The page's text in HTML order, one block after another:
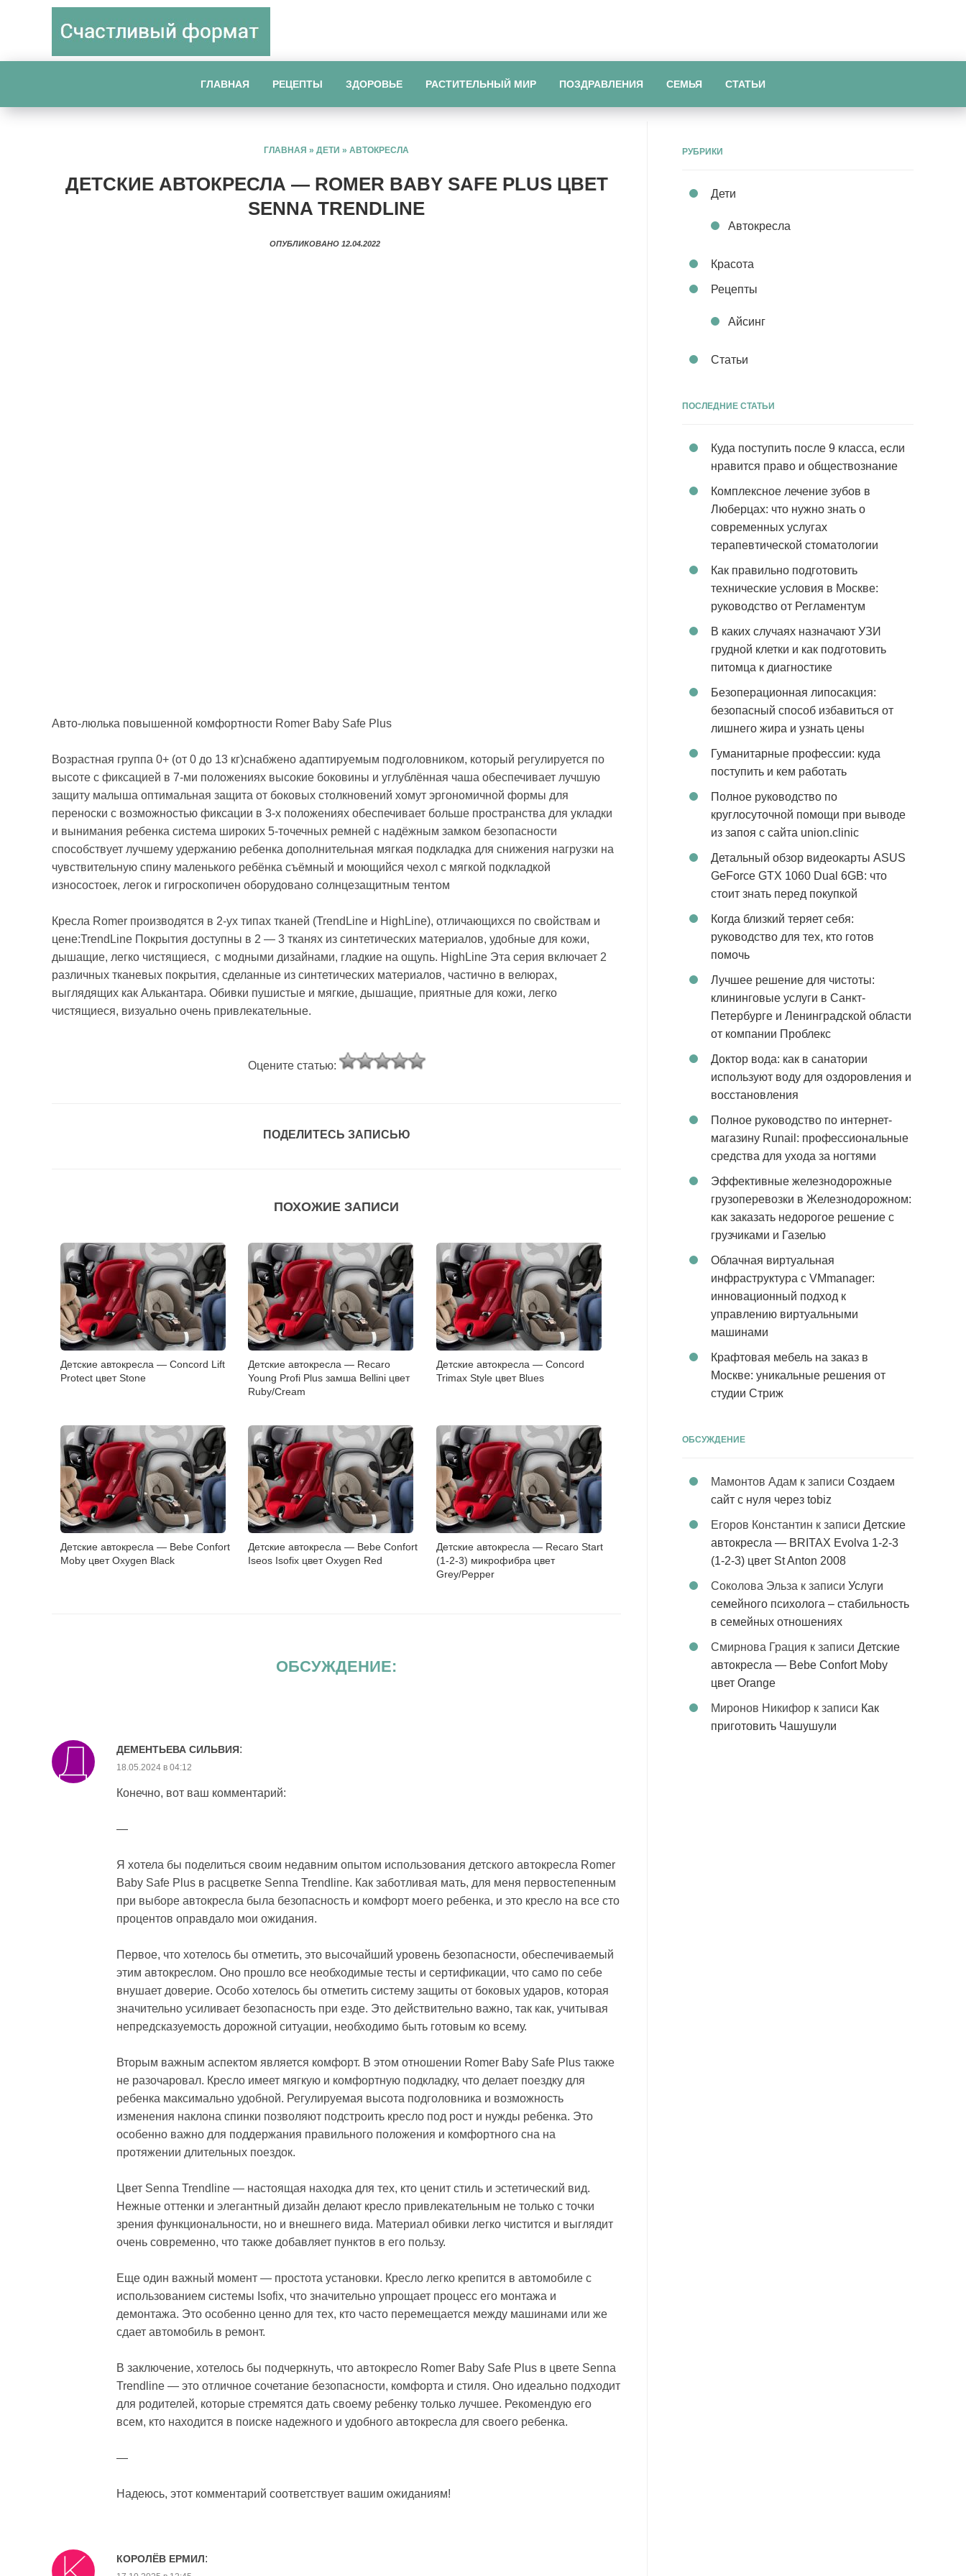
ГЛАВНАЯ РЕЦЕПТЫ ЗДОРОВЬЕ РАСТИТЕЛЬНЫЙ МИР ПОЗДРАВЛЕНИЯ СЕМЬЯ СТАТЬИ
ГЛАВНАЯ » ДЕТИ » АВТОКРЕСЛА
ДЕТСКИЕ АВТОКРЕСЛА — ROMER BABY SAFE PLUS ЦВЕТ
SENNA TRENDLINE
ОПУБЛИКОВАНО 12.04.2022
Авто-люлька повышенной комфортности Romer Baby Safe Plus
Возрастная группа 0+ (от 0 до 13 кг)снабжено адаптируемым подголовником, который регулируется по
высоте с фиксацией в 7-ми положениях высокие боковины и углублённая чаша обеспечивает лучшую
защиту малыша оптимальная защита от боковых столкновений хомут эргономичной формы для
переноски с возможностью фиксации в 3-х положениях обеспечивает больше пространства для укладки
и вынимания ребенка система широких 5-точечных ремней с надёжным замком безопасности
способствует лучшему удержанию ребенка дополнительная мягкая подкладка для снижения нагрузки на
чувствительную спину маленького ребёнка съёмный и моющийся чехол с мягкой подкладкой
износостоек, легок и гигроскопичен оборудовано солнцезащитным тентом
Кресла Romer производятся в 2-ух типах тканей (TrendLine и HighLine), отличающихся по свойствам и
цене:TrendLine Покрытия доступны в 2 — 3 тканях из синтетических материалов, удобные для кожи,
дышащие, легко чистящиеся, с модными дизайнами, гладкие на ощупь. HighLine Эта серия включает 2
различных тканевых покрытия, сделанные из синтетических материалов, частично в велюрах,
выглядящих как Алькантара. Обивки пушистые и мягкие, дышащие, приятные для кожи, легко
чистящиеся, визуально очень привлекательные.
Оцените статью:
ПОДЕЛИТЕСЬ ЗАПИСЬЮ
ПОХОЖИЕ ЗАПИСИ
Детские автокресла — Concord Lift
Protect цвет Stone
Детские автокресла — Recaro
Young Profi Plus замша Bellini цвет
Ruby/Cream
Детские автокресла — Concord
Trimax Style цвет Blues
Детские автокресла — Bebe Confort
Moby цвет Oxygen Black
Детские автокресла — Bebe Confort
Iseos Isofix цвет Oxygen Red
Детские автокресла — Recaro Start
(1-2-3) микрофибра цвет
Grey/Pepper
ОБСУЖДЕНИЕ:
ДЕМЕНТЬЕВА СИЛЬВИЯ:
18.05.2024 в 04:12
Конечно, вот ваш комментарий:
—
Я хотела бы поделиться своим недавним опытом использования детского автокресла Romer
Baby Safe Plus в расцветке Senna Trendline. Как заботливая мать, для меня первостепенным
при выборе автокресла была безопасность и комфорт моего ребенка, и это кресло на все сто
процентов оправдало мои ожидания.
Первое, что хотелось бы отметить, это высочайший уровень безопасности, обеспечиваемый
этим автокреслом. Оно прошло все необходимые тесты и сертификации, что само по себе
внушает доверие. Особо хотелось бы отметить систему защиты от боковых ударов, которая
значительно усиливает безопасность при езде. Это действительно важно, так как, учитывая
непредсказуемость дорожной ситуации, необходимо быть готовым ко всему.
Вторым важным аспектом является комфорт. В этом отношении Romer Baby Safe Plus также
не разочаровал. Кресло имеет мягкую и комфортную подкладку, что делает поездку для
ребенка максимально удобной. Регулируемая высота подголовника и возможность
изменения наклона спинки позволяют подстроить кресло под рост и нужды ребенка. Это
особенно важно для поддержания правильного положения и комфортного сна на
протяжении длительных поездок.
Цвет Senna Trendline — настоящая находка для тех, кто ценит стиль и эстетический вид.
Нежные оттенки и элегантный дизайн делают кресло привлекательным не только с точки
зрения функциональности, но и внешнего вида. Материал обивки легко чистится и выглядит
очень современно, что также добавляет пунктов в его пользу.
Еще один важный момент — простота установки. Кресло легко крепится в автомобиле с
использованием системы Isofix, что значительно упрощает процесс его монтажа и
демонтажа. Это особенно ценно для тех, кто часто перемещается между машинами или же
сдает автомобиль в ремонт.
В заключение, хотелось бы подчеркнуть, что автокресло Romer Baby Safe Plus в цвете Senna
Trendline — это отличное сочетание безопасности, комфорта и стиля. Оно идеально подходит
для родителей, которые стремятся дать своему ребенку только лучшее. Рекомендую его
всем, кто находится в поиске надежного и удобного автокресла для своего ребенка.
—
Надеюсь, этот комментарий соответствует вашим ожиданиям!
КОРОЛЁВ ЕРМИЛ:
РУБРИКИ
Дети
Автокресла
Красота
Рецепты
Айсинг
Статьи
ПОСЛЕДНИЕ СТАТЬИ
Куда поступить после 9 класса, если
нравится право и обществознание
Комплексное лечение зубов в
Люберцах: что нужно знать о
современных услугах
терапевтической стоматологии
Как правильно подготовить
технические условия в Москве:
руководство от Регламентум
В каких случаях назначают УЗИ
грудной клетки и как подготовить
питомца к диагностике
Безоперационная липосакция:
безопасный способ избавиться от
лишнего жира и узнать цены
Гуманитарные профессии: куда
поступить и кем работать
Полное руководство по
круглосуточной помощи при выводе
из запоя с сайта union.clinic
Детальный обзор видеокарты ASUS
GeForce GTX 1060 Dual 6GB: что
стоит знать перед покупкой
Когда близкий теряет себя:
руководство для тех, кто готов
помочь
Лучшее решение для чистоты:
клининговые услуги в Санкт-
Петербурге и Ленинградской области
от компании Проблекс
Доктор вода: как в санатории
используют воду для оздоровления и
восстановления
Полное руководство по интернет-
магазину Runail: профессиональные
средства для ухода за ногтями
Эффективные железнодорожные
грузоперевозки в Железнодорожном:
как заказать недорогое решение с
грузчиками и Газелью
Облачная виртуальная
инфраструктура с VMmanager:
инновационный подход к
управлению виртуальными
машинами
Крафтовая мебель на заказ в
Москве: уникальные решения от
студии Стриж
ОБСУЖДЕНИЕ
Мамонтов Адам к записи Создаем
сайт с нуля через tobiz
Егоров Константин к записи Детские
автокресла — BRITAX Evolva 1-2-3
(1-2-3) цвет St Anton 2008
Соколова Эльза к записи Услуги
семейного психолога – стабильность
в семейных отношениях
Смирнова Грация к записи Детские
автокресла — Bebe Confort Moby
цвет Orange
Миронов Никифор к записи Как
приготовить Чашушули